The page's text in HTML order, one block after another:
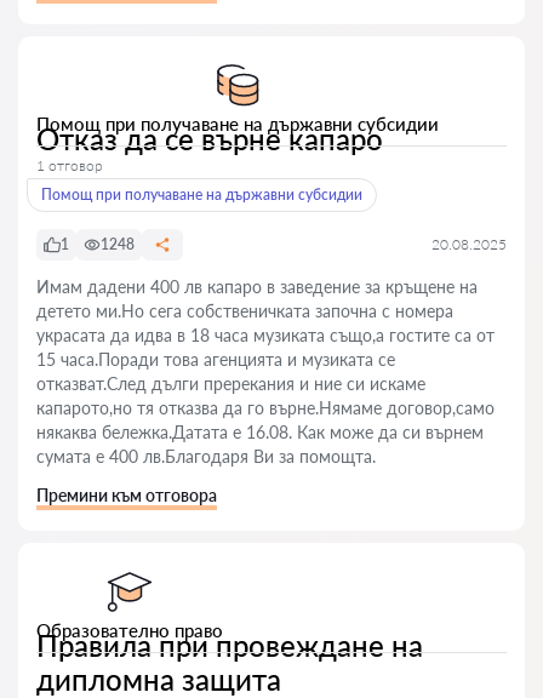
Помощ при получаване на държавни субсидии
Отказ да се върне капаро
1 отговор
Помощ при получаване на държавни субсидии
1 1248 20.08.2025
Имам дадени 400 лв капаро в заведение за кръщене на
детето ми.Но сега собственичката започна с номера
украсата да идва в 18 часа музиката също,а гостите са от
15 часа.Поради това агенцията и музиката се
отказват.След дълги пререкания и ние си искаме
капарото,но тя отказва да го върне.Нямаме договор,само
някаква бележка.Датата е 16.08. Как може да си върнем
сумата е 400 лв.Благодаря Ви за помощта.
Премини към отговора
Образователно право
Правила при провеждане на
дипломна защита